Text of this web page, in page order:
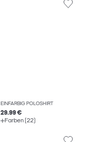
EINFARBIG POLOSHIRT
29.99 €
Farben (22)